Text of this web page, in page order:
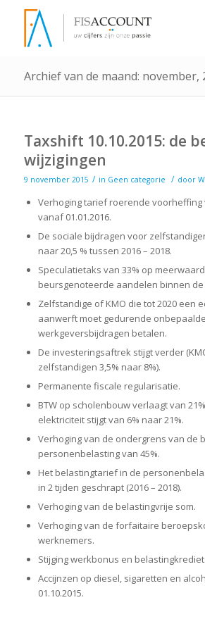
Archief van de maand: november,
Taxshift 10.10.2015: de
wijzigingen
9 november 2015 / in Geen categorie / door
Verhoging tarief roerende voorheffing
vanaf 01.01.2016.
De sociale bijdragen voor
naar 20,5 % tussen 2016 – 2018.
Speculatietaks van 33% op
beursgenoteerde aandelen binnen de
Zelfstandige of KMO die tot 2020 een
aanwerft moet gedurende
werkgeversbijdragen betalen.
De investeringsaftrek stijgt verder
zelfstandigen 3,5% naar 8%).
Permanente fiscale regularisatie.
BTW op scholenbouw verlaagt van
elektriciteit stijgt van 6% naar 21%.
Verhoging van de ondergrens van de
personenbelasting van 45%.
Het belastingtarief in de
in 2 tijden geschrapt (2016 – 2018).
Verhoging van de belastingvrije som.
Verhoging van de forfaitaire
werknemers.
Stijging werkbonus en belastingkrediet.
Accijnzen op diesel, sigaretten en
01.10.2015.